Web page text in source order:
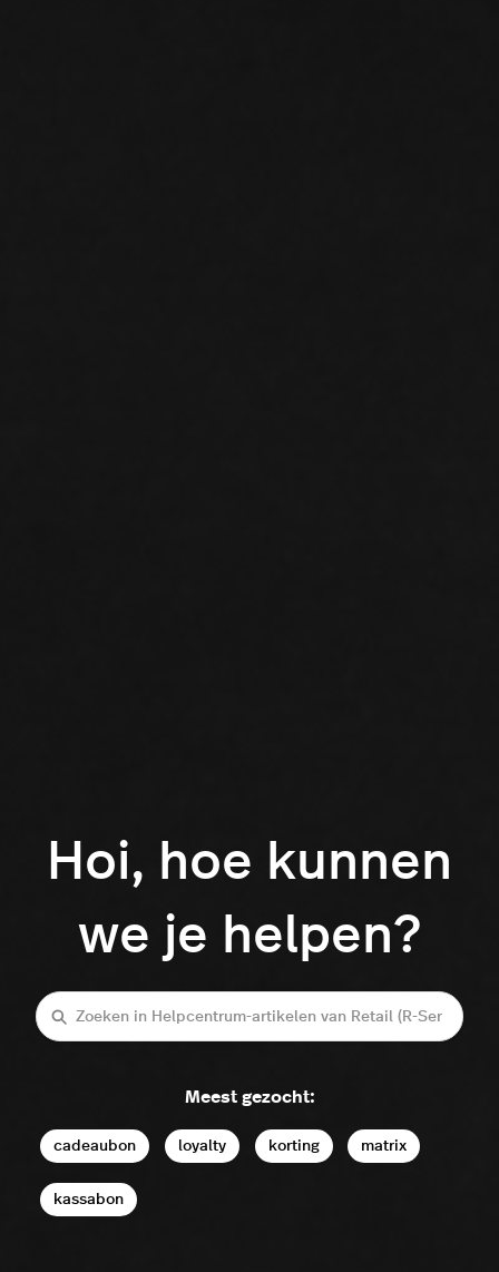
Hoi, hoe kunnen
we je helpen?
Zoeken
Meest gezocht:
cadeaubon loyalty korting matrix
kassabon